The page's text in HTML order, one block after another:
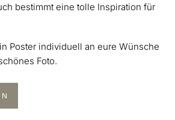
bestimmt eine tolle Inspiration für
Poster individuell an eure Wünsche
Foto.